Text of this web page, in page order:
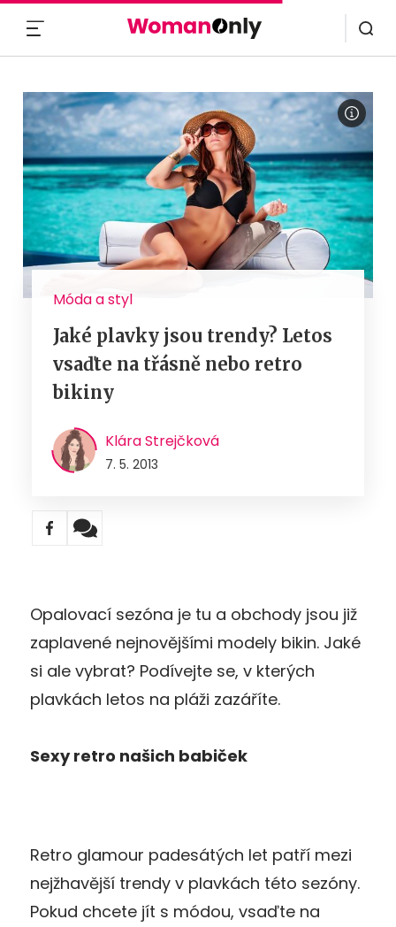
Móda a styl
Jaké plavky jsou trendy? Letos
vsaďte na třásně nebo retro
bikiny
Klára Strejčková
7. 5. 2013
Opalovací sezóna je tu a obchody jsou již
zaplavené nejnovějšími modely bikin. Jaké
si ale vybrat? Podívejte se, v kterých
plavkách letos na pláži zazáříte.
Sexy retro našich babiček
Retro glamour padesátých let patří mezi
nejžhavější trendy v plavkách této sezóny.
Pokud chcete jít s módou, vsaďte na